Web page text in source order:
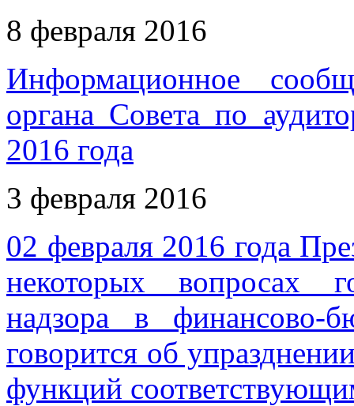
8 февраля 2016
Информационное
органа Совета по
2016 года
3 февраля 2016
02 февраля 2016 года
некоторых вопросах
надзора в финансово-
говорится об
функций